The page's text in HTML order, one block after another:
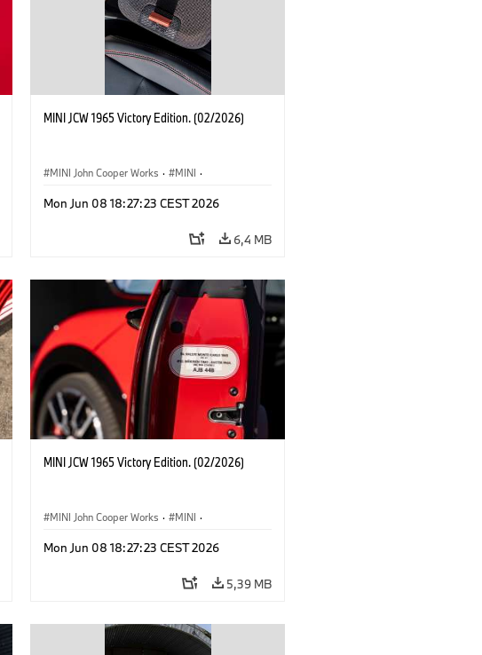
MINI JCW 1965 Victory Edition. (02/2026)
MINI John Cooper Works · MINI ·
Mon Jun 08 18:27:23 CEST 2026
6,4 MB
MINI JCW 1965 Victory Edition. (02/2026)
MINI John Cooper Works · MINI ·
Mon Jun 08 18:27:23 CEST 2026
5,39 MB